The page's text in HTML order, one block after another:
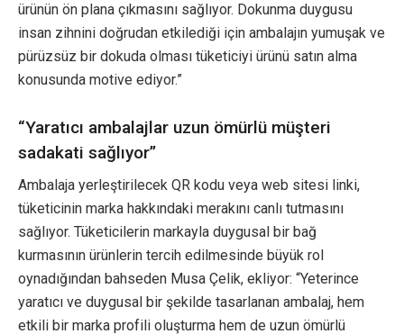
ürünün ön plana çıkmasını sağlıyor. Dokunma duygusu
insan zihnini doğrudan etkilediği için ambalajın yumuşak ve
pürüzsüz bir dokuda olması tüketiciyi ürünü satın alma
konusunda motive ediyor.”
“Yaratıcı ambalajlar uzun ömürlü müşteri
sadakati sağlıyor”
Ambalaja yerleştirilecek QR kodu veya web sitesi linki,
tüketicinin marka hakkındaki merakını canlı tutmasını
sağlıyor. Tüketicilerin markayla duygusal bir bağ
kurmasının ürünlerin tercih edilmesinde büyük rol
oynadığından bahseden Musa Çelik, ekliyor: “Yeterince
yaratıcı ve duygusal bir şekilde tasarlanan ambalaj, hem
etkili bir marka profili oluşturma hem de uzun ömürlü